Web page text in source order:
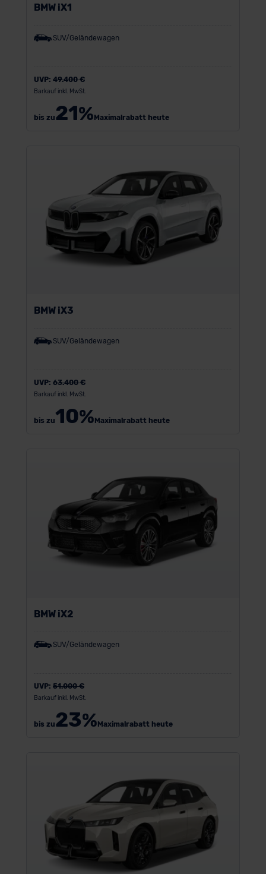
BMW iX1
SUV/Geländewagen
UVP: 49.400 €
Barkauf inkl. MwSt.
bis zu21%Maximalrabatt heute
BMW iX3
SUV/Geländewagen
UVP: 63.400 €
Barkauf inkl. MwSt.
bis zu10% Maximalrabatt heute
BMW iX2
SUV/Geländewagen
UVP: 51.000 €
Barkauf inkl. MwSt.
bis zu23% Maximalrabatt heute